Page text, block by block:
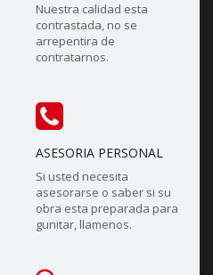
Nuestra calidad esta
contrastada, no se
arrepentira de
contratarnos.
ASESORIA PERSONAL
Si usted necesita
asesorarse o saber si su
obra esta preparada para
gunitar, llamenos.